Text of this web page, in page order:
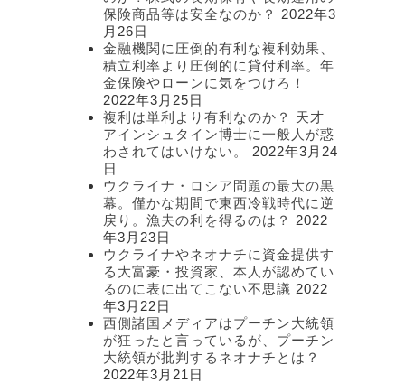
保険商品等は安全なのか？
2022年3
月26日
金融機関に圧倒的有利な複利効果、
積立利率より圧倒的に貸付利率。年
金保険やローンに気をつけろ！
2022年3月25日
複利は単利より有利なのか？ 天才
アインシュタイン博士に一般人が惑
わされてはいけない。
2022年3月24
日
ウクライナ・ロシア問題の最大の黒
幕。僅かな期間で東西冷戦時代に逆
戻り。漁夫の利を得るのは？
2022
年3月23日
ウクライナやネオナチに資金提供す
る大富豪・投資家、本人が認めてい
るのに表に出てこない不思議 2022
年3月22日
西側諸国メディアはプーチン大統領
が狂ったと言っているが、プーチン
大統領が批判するネオナチとは？
2022年3月21日